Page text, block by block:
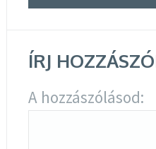
ÍRJ
A hozzászólásod: